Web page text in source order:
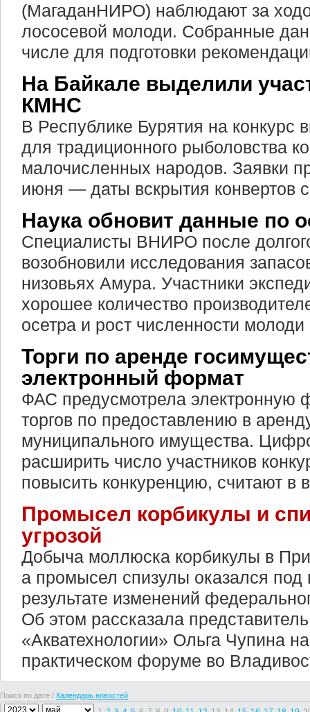
(МагаданНИРО) наблюдают за
лососевой молоди. Собранные
числе для подготовки
На Байкале выделили
КМНС
В Республике Бурятия на конкурс
для традиционного рыболовства
малочисленных народов. Заявки
июня — даты вскрытия конвертов
Наука обновит данные по
Специалисты ВНИРО после
возобновили исследования
низовьях Амура. Участники
хорошее количество
осетра и рост численности
Торги по аренде
электронный формат
ФАС предусмотрела электронную
торгов по предоставлению в
муниципального имущества.
расширить число участников
повысить конкуренцию, считают в
Промысел корбикулы и
угрозой
Добыча моллюска корбикулы в
а промысел спизулы оказался под
результате изменений
Об этом рассказала
«Акватехнологии» Ольга Чупина
практическом форуме во
Поиск по дате / Календарь новостей